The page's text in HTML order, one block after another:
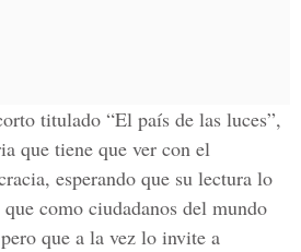
titulado “El país de las luces”,
que tiene que ver con el
esperando que su lectura lo
como ciudadanos del mundo
que a la vez lo invite a